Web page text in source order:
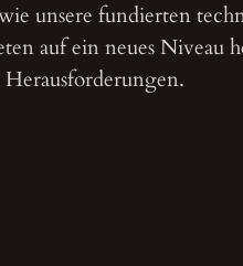
unsere fundierten
auf ein neues Niveau